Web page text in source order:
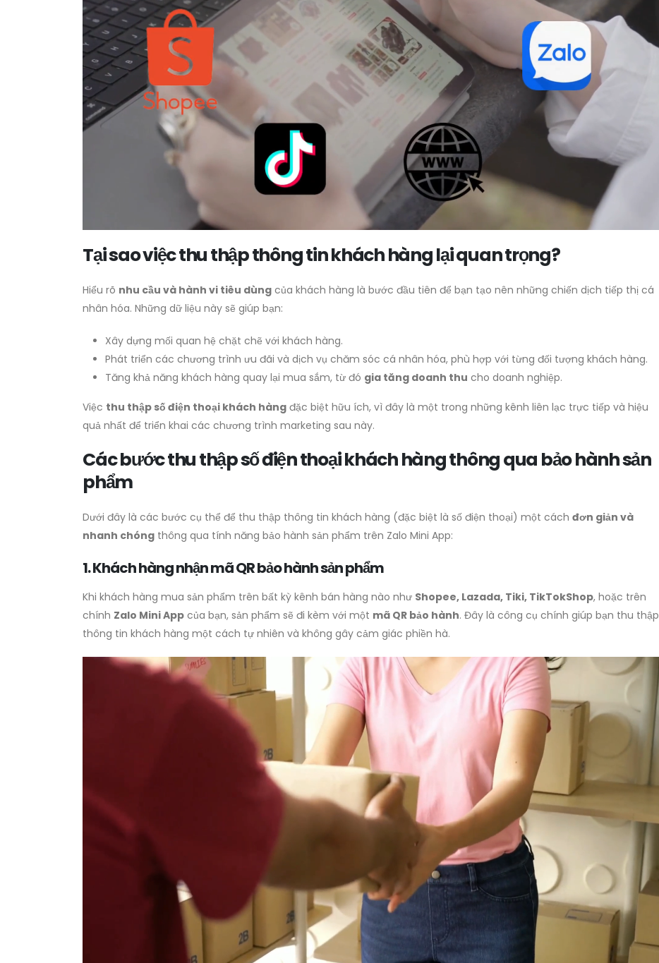
Tại sao việc thu thập thông tin khách hàng lại quan trọng?
Hiểu rõ nhu cầu và hành vi tiêu dùng của khách hàng là bước đầu tiên để bạn tạo nên những chiến dịch tiếp thị cá
nhân hóa. Những dữ liệu này sẽ giúp bạn:
Xây dựng mối quan hệ chặt chẽ với khách hàng.
Phát triển các chương trình ưu đãi và dịch vụ chăm sóc cá nhân hóa, phù hợp với từng đối tượng khách hàng.
Tăng khả năng khách hàng quay lại mua sắm, từ đó gia tăng doanh thu cho doanh nghiệp.
Việc thu thập số điện thoại khách hàng đặc biệt hữu ích, vì đây là một trong những kênh liên lạc trực tiếp và hiệu
quả nhất để triển khai các chương trình marketing sau này.
Các bước thu thập số điện thoại khách hàng thông qua bảo hành sản
phẩm
Dưới đây là các bước cụ thể để thu thập thông tin khách hàng (đặc biệt là số điện thoại) một cách đơn giản và
nhanh chóng thông qua tính năng bảo hành sản phẩm trên Zalo Mini App:
1. Khách hàng nhận mã QR bảo hành sản phẩm
Khi khách hàng mua sản phẩm trên bất kỳ kênh bán hàng nào như Shopee, Lazada, Tiki, TikTokShop, hoặc trên
chính Zalo Mini App của bạn, sản phẩm sẽ đi kèm với một mã QR bảo hành. Đây là công cụ chính giúp bạn thu thập
thông tin khách hàng một cách tự nhiên và không gây cảm giác phiền hà.